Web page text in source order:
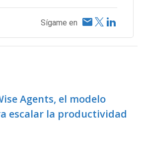
Sígame en
Agents, el modelo
escalar la productividad